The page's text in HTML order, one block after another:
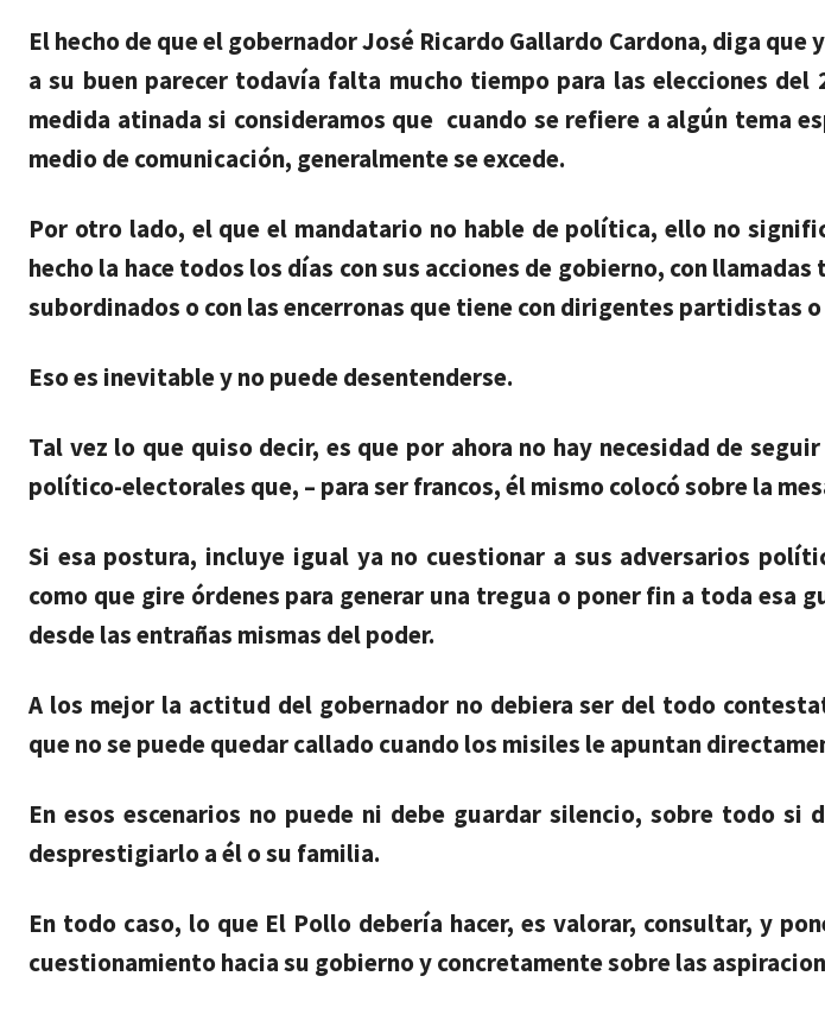
El hecho de que el gobernador José Ricardo Gallardo Cardona, diga
a su buen parecer todavía falta mucho tiempo para las elecciones del
medida atinada si consideramos que cuando se refiere a algún tema
medio de comunicación, generalmente se excede.
Por otro lado, el que el mandatario no hable de política, ello no
hecho la hace todos los días con sus acciones de gobierno, con
subordinados o con las encerronas que tiene con dirigentes partidistas
Eso es inevitable y no puede desentenderse.
Tal vez lo que quiso decir, es que por ahora no hay necesidad de
político-electorales que, – para ser francos, él mismo colocó sobre la
Si esa postura, incluye igual ya no cuestionar a sus adversarios
como que gire órdenes para generar una tregua o poner fin a toda esa
desde las entrañas mismas del poder.
A los mejor la actitud del gobernador no debiera ser del todo
que no se puede quedar callado cuando los misiles le apuntan
En esos escenarios no puede ni debe guardar silencio, sobre todo si
desprestigiarlo a él o su familia.
En todo caso, lo que El Pollo debería hacer, es valorar, consultar, y
cuestionamiento hacia su gobierno y concretamente sobre las